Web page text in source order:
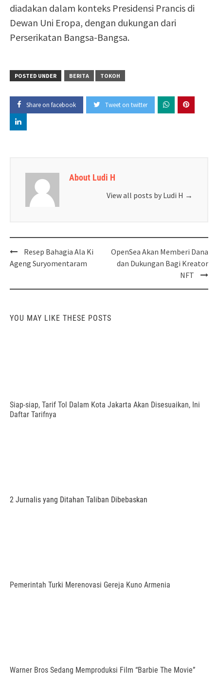
diadakan dalam konteks Presidensi Prancis di
Dewan Uni Eropa, dengan dukungan dari
Perserikatan Bangsa-Bangsa.
POSTED UNDER BERITA TOKOH
Share on facebook Tweet on twitter
About Ludi H
View all posts by Ludi H →
Post
navigation
Resep Bahagia Ala Ki
Ageng Suryomentaram
OpenSea Akan Memberi Dana
dan Dukungan Bagi Kreator
NFT
YOU MAY LIKE THESE POSTS
Siap-siap, Tarif Tol Dalam Kota Jakarta Akan Disesuaikan, Ini
Daftar Tarifnya
2 Jurnalis yang Ditahan Taliban Dibebaskan
Pemerintah Turki Merenovasi Gereja Kuno Armenia
Warner Bros Sedang Memproduksi Film “Barbie The Movie”